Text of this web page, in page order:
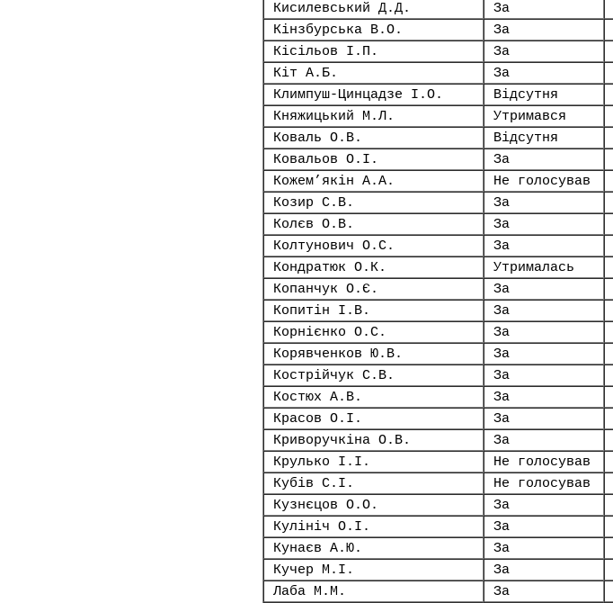
Кисилевський Д.Д.
За
Кінзбурська В.О.
За
Кісільов І.П.
За
Кіт А.Б.
За
Климпуш-Цинцадзе І.О.
Відсутня
Княжицький М.Л.
Утримався
Коваль О.В.
Відсутня
Ковальов О.І.
За
Кожем’якін А.А.
Не голосував
Козир С.В.
За
Колєв О.В.
За
Колтунович О.С.
За
Кондратюк О.К.
Утрималась
Копанчук О.Є.
За
Копитін І.В.
За
Корнієнко О.С.
За
Корявченков Ю.В.
За
Кострійчук С.В.
За
Костюх А.В.
За
Красов О.І.
За
Криворучкіна О.В.
За
Крулько І.І.
Не голосував
Кубів С.І.
Не голосував
Кузнєцов О.О.
За
Кулініч О.І.
За
Кунаєв А.Ю.
За
Кучер М.І.
За
Лаба М.М.
За